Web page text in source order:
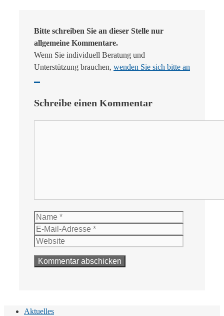
Bitte schreiben Sie an dieser Stelle nur
allgemeine Kommentare.
Wenn Sie individuell Beratung und
Unterstützung brauchen, wenden Sie sich bitte an
...
Schreibe einen Kommentar
Name
Aktuelles